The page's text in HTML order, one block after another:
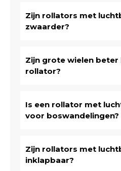
Zijn rollators met
zwaarder?
Zijn grote wielen
rollator?
Is een rollator met
voor boswandelingen?
Zijn rollators met
inklapbaar?